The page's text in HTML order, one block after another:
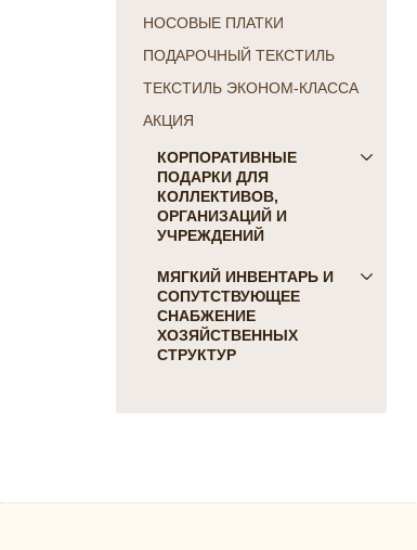
НОСОВЫЕ ПЛАТКИ
ПОДАРОЧНЫЙ ТЕКСТИЛЬ
ТЕКСТИЛЬ ЭКОНОМ-КЛАССА
АКЦИЯ
КОРПОРАТИВНЫЕ
ПОДАРКИ ДЛЯ
КОЛЛЕКТИВОВ,
ОРГАНИЗАЦИЙ И
УЧРЕЖДЕНИЙ
ПОДАРКИ ДЛЯ КОГО:
Женщинам
Коллегам
Мужчинам
День Победы
МЯГКИЙ ИНВЕНТАРЬ И
СОПУТСТВУЮЩЕЕ
СНАБЖЕНИЕ
ХОЗЯЙСТВЕННЫХ
СТРУКТУР